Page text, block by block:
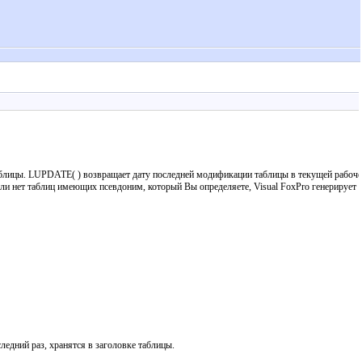
LUPDATE( ) возвращает дату последней модификации таблицы в текущей
нет таблиц имеющих псевдоним, который Вы определяете, Visual FoxPro генерирует
раз, хранятся в заголовке таблицы.